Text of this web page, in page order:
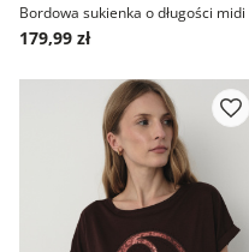
Bordowa sukienka o długości midi
179,99 zł